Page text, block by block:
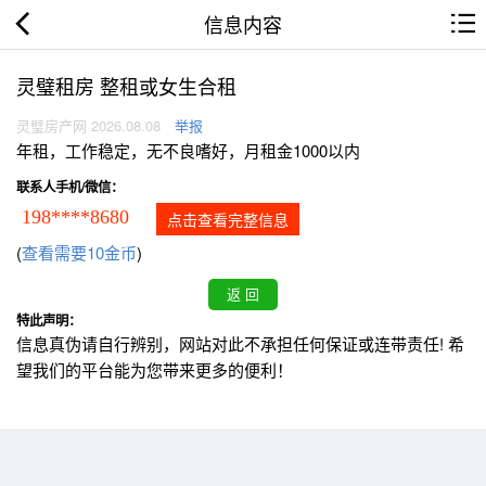
信息内容
灵璧租房 整租或女生合租
灵璧房产网 2026.08.08 举报
年租，工作稳定，无不良嗜好，月租金1000以内
联系人手机/微信：
198****8680 点击查看完整信息
(查看需要10金币)
特此声明：
信息真伪请自行辨别，网站对此不承担任何保证或连带责任! 希
望我们的平台能为您带来更多的便利！